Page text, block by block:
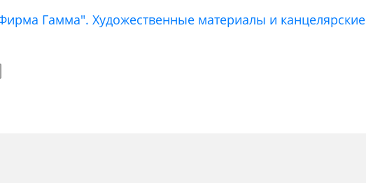
Гамма". Художественные материалы и канцелярские